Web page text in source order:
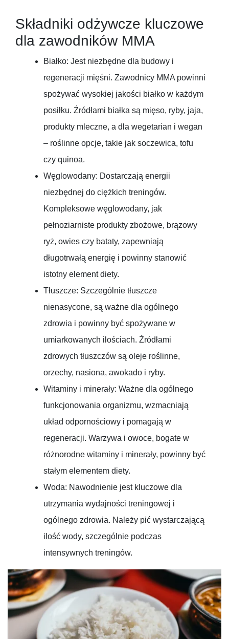
Składniki odżywcze kluczowe
dla zawodników MMA
Białko: Jest niezbędne dla budowy i
regeneracji mięśni. Zawodnicy MMA powinni
spożywać wysokiej jakości białko w każdym
posiłku. Źródłami białka są mięso, ryby, jaja,
produkty mleczne, a dla wegetarian i wegan
– roślinne opcje, takie jak soczewica, tofu
czy quinoa.
Węglowodany: Dostarczają energii
niezbędnej do ciężkich treningów.
Kompleksowe węglowodany, jak
pełnoziarniste produkty zbożowe, brązowy
ryż, owies czy bataty, zapewniają
długotrwałą energię i powinny stanowić
istotny element diety.
Tłuszcze: Szczególnie tłuszcze
nienasycone, są ważne dla ogólnego
zdrowia i powinny być spożywane w
umiarkowanych ilościach. Źródłami
zdrowych tłuszczów są oleje roślinne,
orzechy, nasiona, awokado i ryby.
Witaminy i minerały: Ważne dla ogólnego
funkcjonowania organizmu, wzmacniają
układ odpornościowy i pomagają w
regeneracji. Warzywa i owoce, bogate w
różnorodne witaminy i minerały, powinny być
stałym elementem diety.
Woda: Nawodnienie jest kluczowe dla
utrzymania wydajności treningowej i
ogólnego zdrowia. Należy pić wystarczającą
ilość wody, szczególnie podczas
intensywnych treningów.